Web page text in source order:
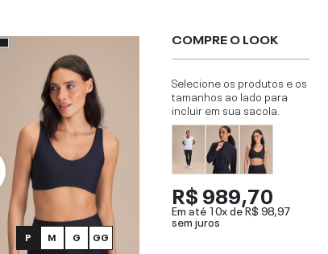
P M G GG
COMPRE O LOOK
Selecione os produtos e os
tamanhos ao lado para
incluir em sua sacola.
R$ 989,70
Em até 10x deR$ 98,97
sem juros